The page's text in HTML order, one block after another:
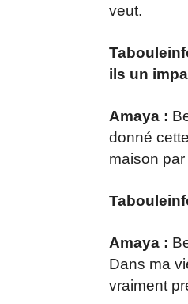
veut.
ils un
Amaya :
donné
maison par
Amaya :
Dans ma
vraiment